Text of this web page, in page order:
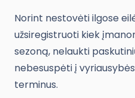
Norint nestovėti ilgose
užsiregistruoti kiek
sezoną, nelaukti
nebesuspėti į
terminus.